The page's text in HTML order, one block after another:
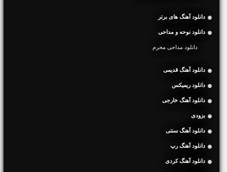
دانلود آهنگ های برتر
دانلود نوحه و مداحی
دانلود مداحی محرم
دانلود آهنگ قدیمی
دانلود ریمیکس
دانلود آهنگ خارجی
بزودی
دانلود آهنگ سنتی
دانلود آهنگ رپ
دانلود آهنگ کردی